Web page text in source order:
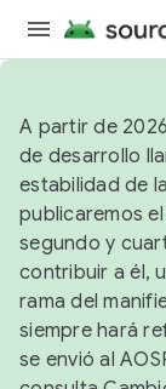
A partir de
de desarrollo
estabilidad de
publicaremos
segundo y
contribuir a él,
rama del
siempre hará
se envió al